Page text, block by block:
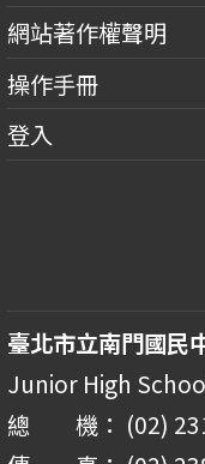
網站著作權聲明
操作手冊
登入
臺北市立南門國民
Junior High
總 機： (02)